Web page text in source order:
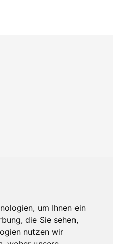
um Ihnen ein
die Sie sehen,
nutzen wir